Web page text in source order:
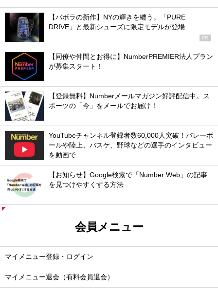
【バボラの新作】NYの輝きを纏う。「PURE
DRIVE」と最新シューズに限定モデルが登場
PR
【同僚や仲間とお得に】NumberPREMIER法人プラン
が募集スタート！
【登録無料】Numberメールマガジン好評配信中。ス
ポーツの「今」をメールでお届け！
YouTubeチャンネル登録者数60,000人突破！バレーボ
ールや陸上、バスケ、野球などの選手のインタビュー
を動画で
【お知らせ】Google検索で「Number Web」の記事
を見つけやすくする方法
会員メニュー
マイメニュー登録・ログイン
マイメニュー退会（有料会員退会）